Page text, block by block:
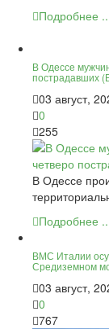
Подробнее
В Одессе
пострадавших
03 август,
0
255
В Одессе
Подробнее
ВМС Италии
Средиземном
03 август,
0
767